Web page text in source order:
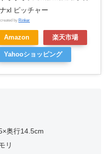
xl ピッチャー
created by Rinker
Amazon 楽天市場
Yahooショッピング
奥行14.5cm
リ